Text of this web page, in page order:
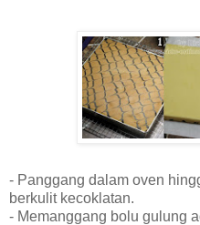
- Panggang dalam oven
berkulit kecoklatan.
- Memanggang bolu gulung